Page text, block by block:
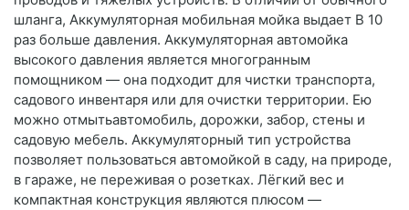
шланга, Аккумуляторная мобильная мойка выдает В 10
раз больше давления. Аккумуляторная автомойка
высокого давления является многогранным
помощником — она подходит для чистки транспорта,
садового инвентаря или для очистки территории. Ею
можно отмытьавтомобиль, дорожки, забор, стены и
садовую мебель. Аккумуляторный тип устройства
позволяет пользоваться автомойкой в саду, на природе,
в гараже, не переживая о розетках. Лёгкий вес и
компактная конструкция являются плюсом —